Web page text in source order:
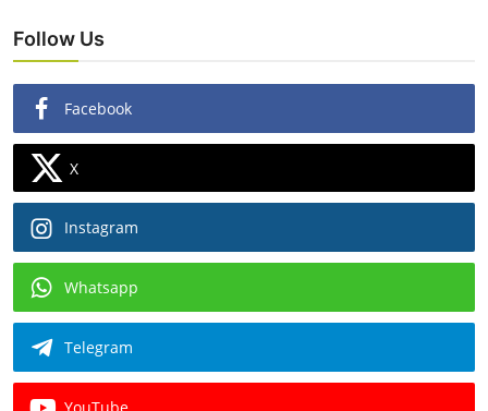
Follow Us
Facebook
X
Instagram
Whatsapp
Telegram